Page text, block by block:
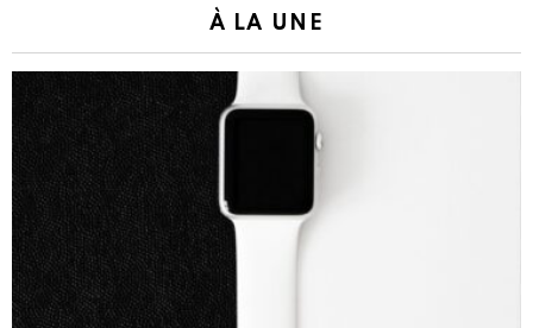
À LA UNE